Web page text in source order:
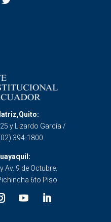
y Lizardo García /
394-1800
Av. 9 de Octubre.
6to Piso